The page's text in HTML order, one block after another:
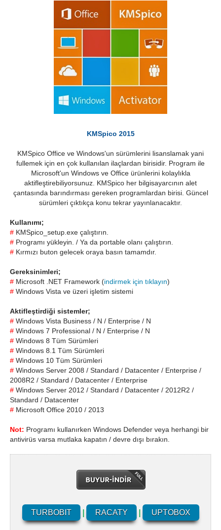
KMSpico 2015
KMSpico Office ve Windows'un sürümlerini lisanslamak yani
fullemek için en çok kullanılan ilaçlardan birisidir. Program ile
Microsoft'un Windows ve Office ürünlerini kolaylıkla
aktifleştirebiliyorsunuz. KMSpico her bilgisayarcının alet
çantasında barındırması gereken programlardan birisi. Güncel
sürümleri çıktıkça konu tekrar yayınlanacaktır.
Kullanımı;
# KMSpico_setup.exe çalıştırın.
# Programı yükleyin. / Ya da portable olanı çalıştırın.
# Kırmızı buton gelecek oraya basın tamamdır.
Gereksinimleri;
# Microsoft .NET Framework (indirmek için tıklayın)
# Windows Vista ve üzeri işletim sistemi
Aktifleştirdiği sistemler;
# Windows Vista Business / N / Enterprise / N
# Windows 7 Professional / N / Enterprise / N
# Windows 8 Tüm Sürümleri
# Windows 8.1 Tüm Sürümleri
# Windows 10 Tüm Sürümleri
# Windows Server 2008 / Standard / Datacenter / Enterprise /
2008R2 / Standard / Datacenter / Enterprise
# Windows Server 2012 / Standard / Datacenter / 2012R2 /
Standard / Datacenter
# Microsoft Office 2010 / 2013
Not: Programı kullanırken Windows Defender veya herhangi bir
antivirüs varsa mutlaka kapatın / devre dışı bırakın.
TURBOBIT RACATY UPTOBOX